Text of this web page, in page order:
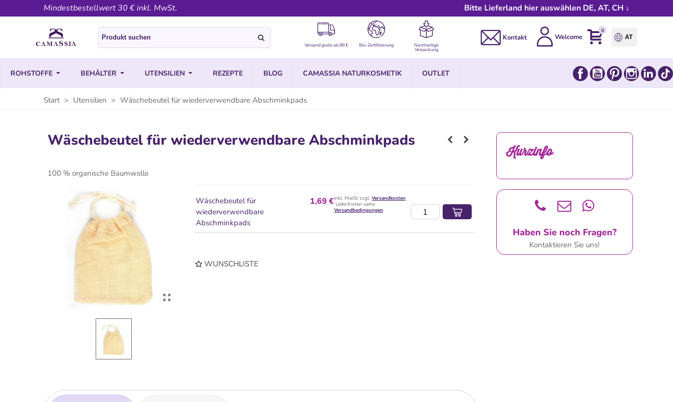
Mindestbestellwert 30 € inkl. MwSt. Bitte Lieferland hier auswählen DE, AT, CH ↓
Versand gratis ab 89 € Bio-Zertifizierung Nachhaltige
Verpackung
Kontakt Welcome
0
AT
ROHSTOFFE BEHÄLTER UTENSILIEN REZEPTE BLOG CAMASSIA NATURKOSMETIK OUTLET FacebookYouTubePinterestInstagram
Start > Utensilien > Wäschebeutel für wiederverwendbare Abschminkpads
Wäschebeutel für wiederverwendbare Abschminkpads
100 % organische Baumwolle
Wäschebeutel für
wiederverwendbare
Abschminkpads
1,69 €inkl. MwSt zzgl.Versandkosten
Lieferfristen siehe
Versandbedingungen
WUNSCHLISTE
Kurzinfo
Haben Sie noch Fragen?
Kontaktieren Sie uns!